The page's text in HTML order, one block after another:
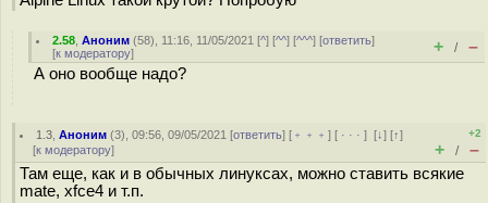
2.58 ,Аноним (58), 11:16, 11/05/2021 [^] [^^] [^^^] [ответить]
[к модератору] + / –
А оно вообще надо?
1.3 ,Аноним (3), 09:56, 09/05/2021 [ответить] [ ﹢﹢﹢] [ · · ·][↓] [↑]
[к модератору]
+2
+ / –
Там еще, как и в обычных линуксах, можно ставить всякие
mate, xfce4 и т.п.